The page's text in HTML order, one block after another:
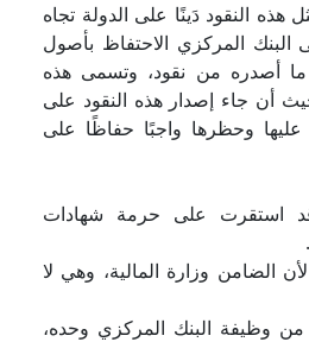
النقود دَينًا على الدولة تجاه
البنك المركزي الاحتفاظ بأصول
ما أصدره من نقود، وتسمى هذه
أن جاء إصدار هذه النقود على
وحظرها واجبًا حفاظًا على
قد استقرت على حرمة شهادات
الضامن وزارة المالية، وهي لا
وظيفة البنك المركزي وحده،